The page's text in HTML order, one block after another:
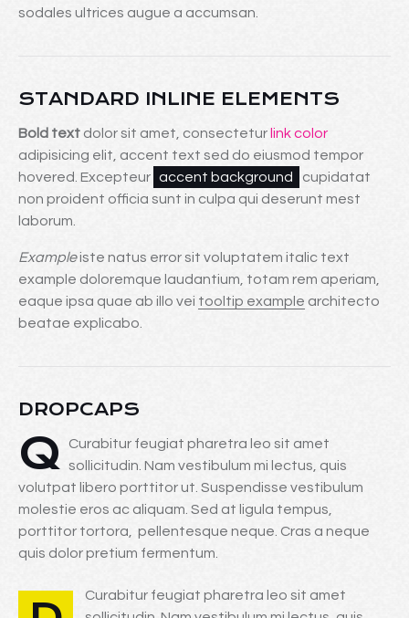
sodales ultrices augue a accumsan.
STANDARD INLINE ELEMENTS
Bold text dolor sit amet, consectetur link color
adipisicing elit, accent text sed do eiusmod tempor
hovered. Excepteur accent background
cupidatat
non proident officia sunt in culpa qui deserunt mest
laborum.
Exampleiste natus error sit voluptatem italic text
example doloremque laudantium, totam rem aperiam,
eaque ipsa quae ab illo vei tooltip example architecto
beatae explicabo.
DROPCAPS
Q
Curabitur feugiat pharetra leo sit amet
sollicitudin. Nam vestibulum mi lectus, quis
volutpat libero porttitor ut. Suspendisse vestibulum
molestie eros ac aliquam. Sed at ligula tempus,
porttitor tortora, pellentesque neque. Cras a neque
quis dolor pretium fermentum.
Curabitur feugiat pharetra leo sit amet